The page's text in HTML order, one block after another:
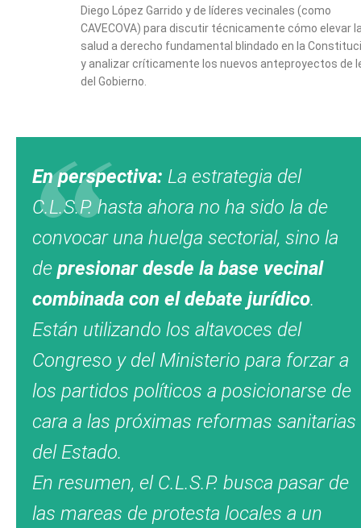
Diego López Garrido y de líderes vecinales (como
CAVECOVA) para discutir técnicamente cómo elevar
salud a derecho fundamental blindado en la
y analizar críticamente los nuevos anteproyectos de
del Gobierno.
En perspectiva: La estrategia del
C.L.S.P. hasta ahora no ha sido la de
convocar una huelga sectorial, sino la
de presionar desde la base vecinal
combinada con el debate jurídico.
Están utilizando los altavoces del
Congreso y del Ministerio para forzar a
los partidos políticos a posicionarse de
cara a las próximas reformas sanitarias
del Estado.
En resumen, el C.L.S.P. busca pasar de
las mareas de protesta locales a un